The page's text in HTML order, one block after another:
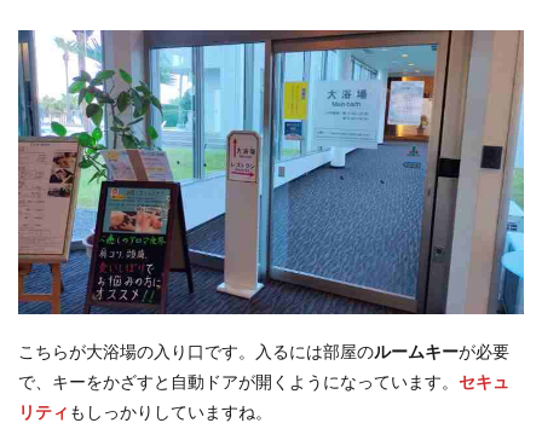
こちらが大浴場の入り口です。入るには部屋のルームキーが必要
で、キーをかざすと自動ドアが開くようになっています。 セキュ
リティ もしっかりしていますね。